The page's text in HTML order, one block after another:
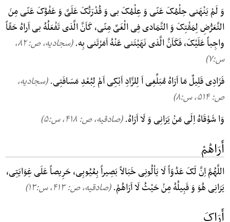
وَ لَمْ یَنْهَنی حِلْمُکَ عَنّی وَ عِلْمُکَ بی وَ قُدْرَتُکَ عَلَیَّ وَ عَفْوُکَ عَنّی مِنَ
التَّعَرُّضِ لِمَقْتِکَ وَ التَّمَادی فِی الْغَیِّ مِنّی، کَاَنَّ الَّذی تَفْعَلُهُ بی اَراهُ حَقّاً
واجِباً عَلَیْکَ، فَکَاَنَّ الَّذی نَهَیْتَنی عَنْهُ اَمَرْتَنی بِه.
(سجادیه، ص: ۸۲,
س:۷)
فَزَادِی قَلِیلٌ مَا اَرَاهُ مُبَلِّغِی اَ لِلزَّادِ اَبْکِی اَمْ لِبُعْدِ مَسَافَتِی.(سجادیه،
ص: ۵۱۴, س:۸)
وَا شَوْقَاهُ اِلَی مَنْ یَرَانِی وَ لَا اَرَاهُ.(صادقیه، ص: ۴۱۸, س:۵)
أَرَاهُمْ
اللَّهُمَّ اِنَّ لَکَ عَدُوّاً لَا یَاْلُونِی خَبَالاً بَصِیراً بِعُیُوبِی، حَرِیصاً عَلَی غِوَایَتِی،
یَرَانِی هُوَ وَ قَبِیلُهُ مِنْ حَیْثُ لَا اَرَاهُمْ.(صادقیه، ص: ۴۱۳, س:۱۳)
أَرَاکَ